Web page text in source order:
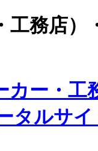
工務店
ー・
タルサイ